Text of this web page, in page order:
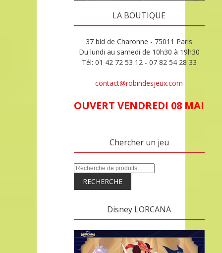
LA BOUTIQUE
37 bld de Charonne - 75011 Paris
Du lundi au samedi de 10h30 à 19h30
Tél: 01 42 72 53 12 - 07 82 54 28 33
contact@robindesjeux.com
OUVERT VENDREDI 08 MAI
Chercher un jeu
RECHERCHE
Disney LORCANA